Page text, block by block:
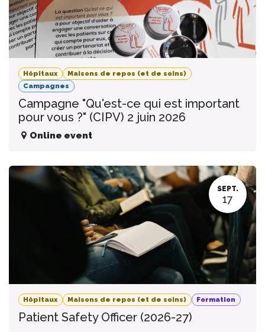
Hôpitaux
Maisons de repos (et de soins)
Campagnes
Campagne "Qu'est-ce qui est important
pour vous ?" (CIPV) 2 juin 2026
Online event
SEPT.
17
Hôpitaux Maisons de repos (et de soins) Formation
Patient Safety Officer (2026-27)